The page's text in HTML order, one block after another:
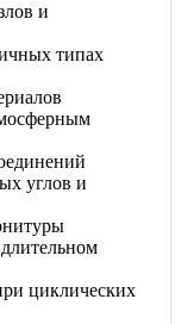
и
типах
углов и
циклических